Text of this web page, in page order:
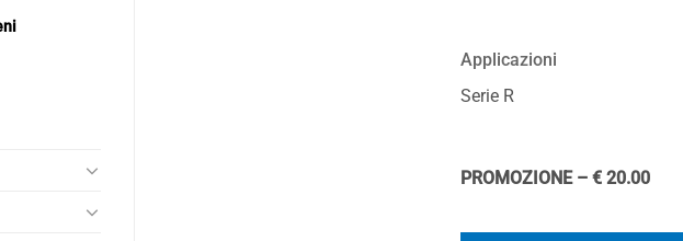
Applicazioni
Serie R
PROMOZIONE – € 20.00